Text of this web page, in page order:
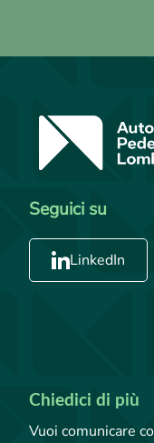
Seguici su
LinkedIn
Chiedici di più
Vuoi comunicare